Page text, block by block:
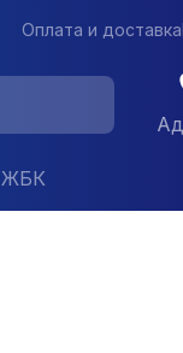
Оплата и доставка
ЖБК